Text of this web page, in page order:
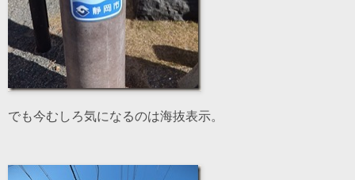
でも今むしろ気になるのは海抜表示。